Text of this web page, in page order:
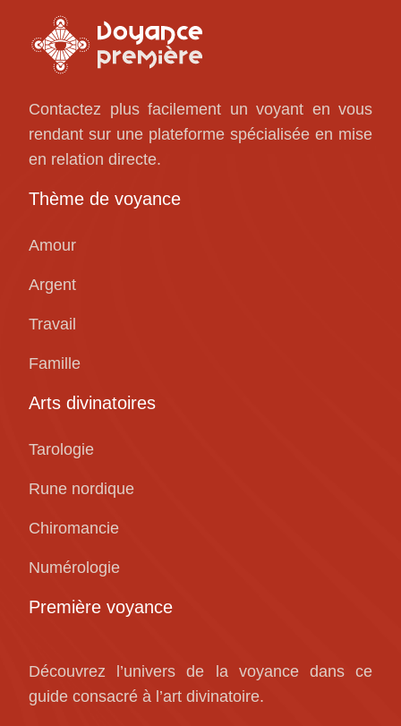
Contactez plus facilement un voyant en vous
rendant sur une plateforme spécialisée en mise
en relation directe.
Thème de voyance
Amour
Argent
Travail
Famille
Arts divinatoires
Tarologie
Rune nordique
Chiromancie
Numérologie
Première voyance
Découvrez l’univers de la voyance dans ce
guide consacré à l’art divinatoire.